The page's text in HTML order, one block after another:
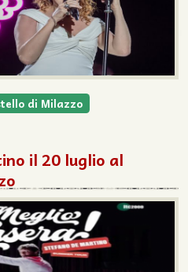
di Milazzo
il 20 luglio al